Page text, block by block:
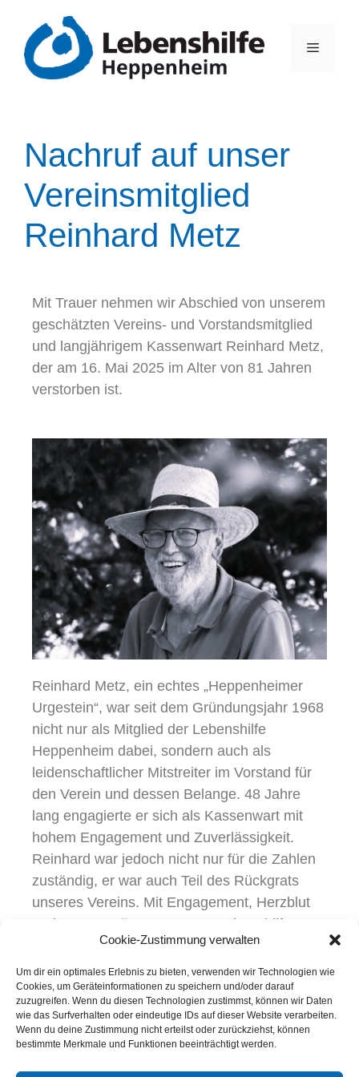
Cookie-Zustimmung verwalten
Um dir ein optimales Erlebnis zu bieten, verwenden wir Technologien wie
Cookies, um Geräteinformationen zu speichern und/oder darauf
zuzugreifen. Wenn du diesen Technologien zustimmst, können wir Daten
wie das Surfverhalten oder eindeutige IDs auf dieser Website verarbeiten.
Wenn du deine Zustimmung nicht erteilst oder zurückziehst, können
bestimmte Merkmale und Funktionen beeinträchtigt werden.
Nachruf auf unser
Vereinsmitglied
Reinhard Metz
Mit Trauer nehmen wir Abschied von unserem
geschätzten Vereins- und Vorstandsmitglied
und langjährigem Kassenwart Reinhard Metz,
der am 16. Mai 2025 im Alter von 81 Jahren
verstorben ist.
Reinhard Metz, ein echtes „Heppenheimer
Urgestein“, war seit dem Gründungsjahr 1968
nicht nur als Mitglied der Lebenshilfe
Heppenheim dabei, sondern auch als
leidenschaftlicher Mitstreiter im Vorstand für
den Verein und dessen Belange. 48 Jahre
lang engagierte er sich als Kassenwart mit
hohem Engagement und Zuverlässigkeit.
Reinhard war jedoch nicht nur für die Zahlen
zuständig, er war auch Teil des Rückgrats
unseres Vereins. Mit Engagement, Herzblut
und Humor prägte er unsere Lebenshilfe-
Familie über viele Jahrzehnte. Wir verlieren
mit ihm einen ausgesprochen engagierten
Fürsprecher des Vereins und ein Vorbild an
Vereinstreue und Einsatzbereitschaft.
Unser Mitgefühl gilt seiner Frau Resi, seiner